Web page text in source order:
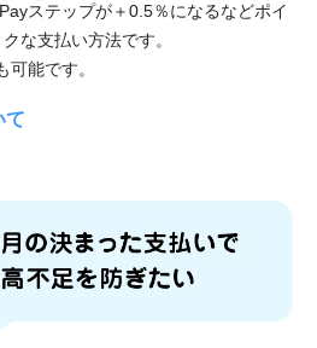
ステップが＋0.5％になるなどポイ
な支払い方法です。
能です。
て